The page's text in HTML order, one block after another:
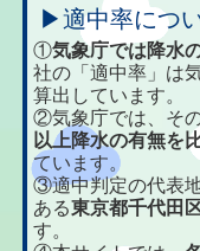
▶適中率につ
①気象庁では降水
社の「適中率」は
算出しています。
②気象庁では、そ
以上降水の有無を
ています。
③適中判定の代表
ある東京都千代田
す。